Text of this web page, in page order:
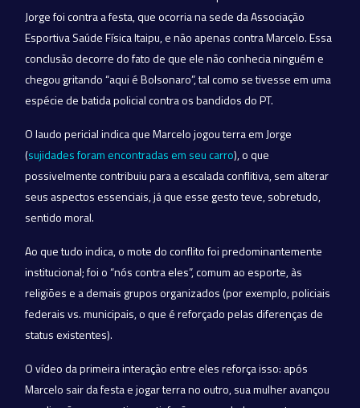
Jorge foi contra a festa, que ocorria na sede da Associação
Esportiva Saúde Física Itaipu, e não apenas contra Marcelo. Essa
conclusão decorre do fato de que ele não conhecia ninguém e
chegou gritando “aqui é Bolsonaro”, tal como se tivesse em uma
espécie de batida policial contra os bandidos do PT.
O laudo pericial indica que Marcelo jogou terra em Jorge
(sujidades foram encontradas em seu carro), o que
possivelmente contribuiu para a escalada conflitiva, sem alterar
seus aspectos essenciais, já que esse gesto teve, sobretudo,
sentido moral.
Ao que tudo indica, o mote do conflito foi predominantemente
institucional; foi o “nós contra eles”, comum ao esporte, às
religiões e a demais grupos organizados (por exemplo, policiais
federais vs. municipais, o que é reforçado pelas diferenças de
status existentes).
O vídeo da primeira interação entre eles reforça isso: após
Marcelo sair da festa e jogar terra no outro, sua mulher avançou